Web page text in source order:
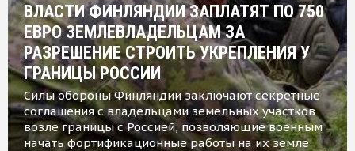
ВЛАСТИ ФИНЛЯНДИИ ЗАПЛАТЯТ ПО 750
ЕВРО ЗЕМЛЕВЛАДЕЛЬЦАМ ЗА
РАЗРЕШЕНИЕ СТРОИТЬ УКРЕПЛЕНИЯ У
ГРАНИЦЫ РОССИИ
Силы обороны Финляндии заключают секретные
соглашения с владельцами земельных участков
возле границы с Россией, позволяющие военным
начать фортификационные работы на их земле